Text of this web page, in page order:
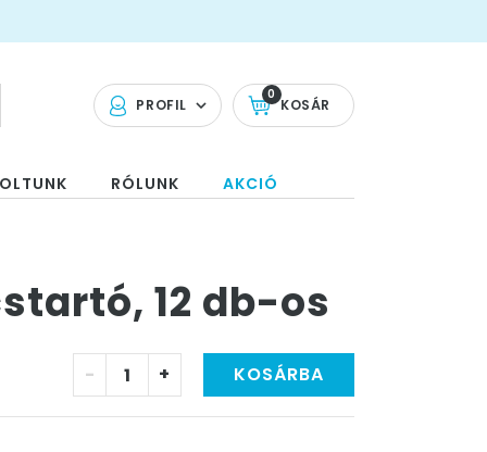
PROFIL KOSÁR
0
RÓLUNK AKCIÓ
12 db-os
- + KOSÁRBA